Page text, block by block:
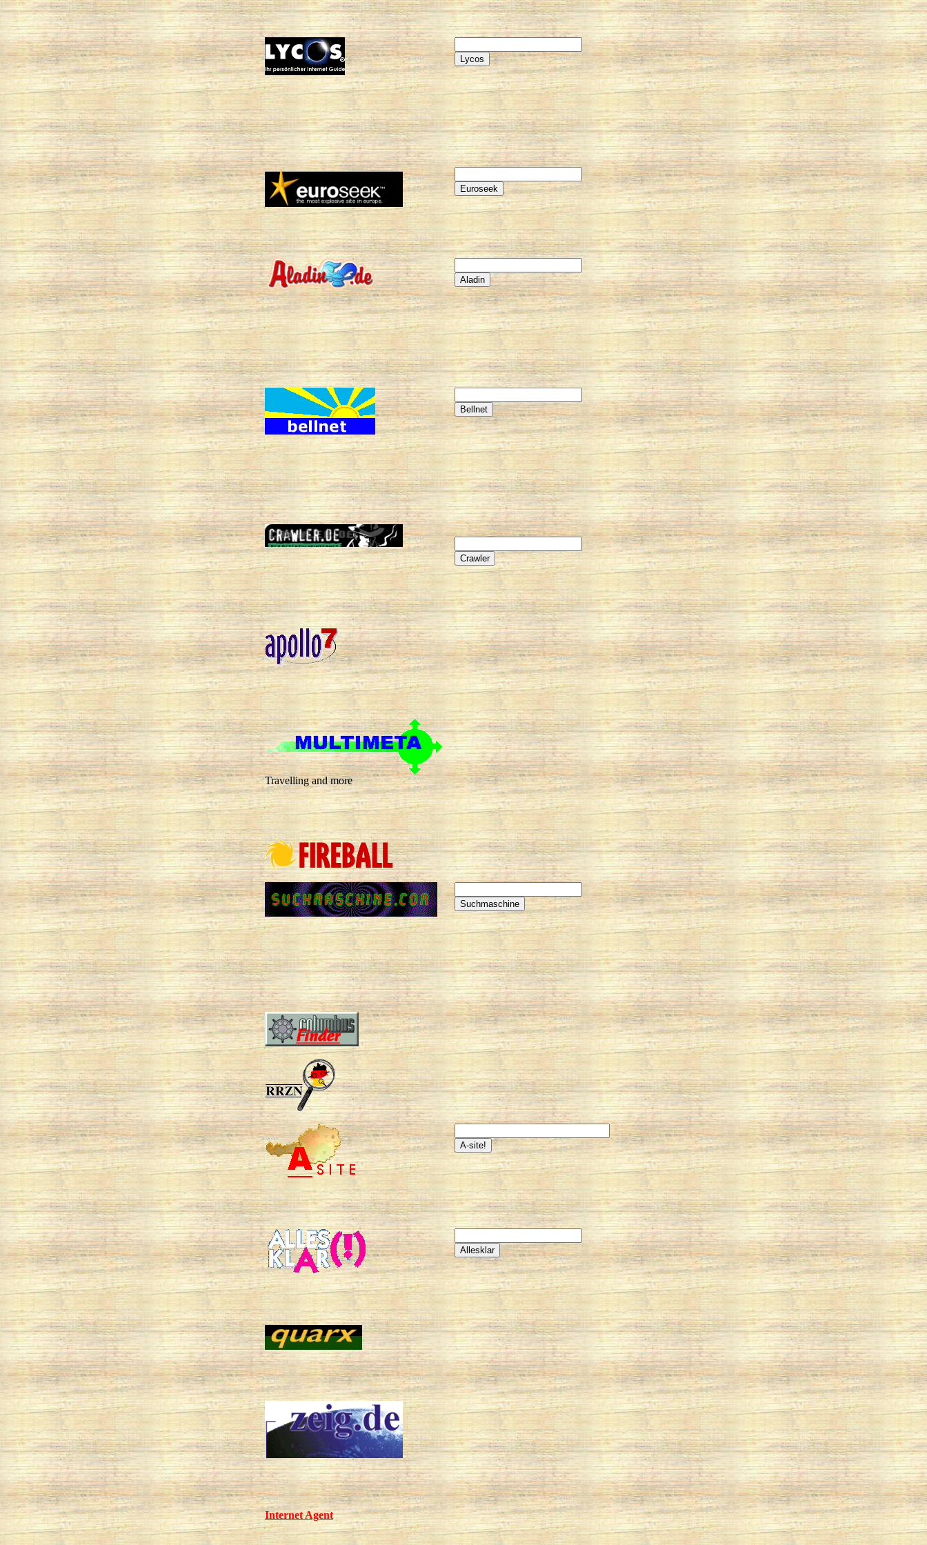
Travelling and more
Internet Agent